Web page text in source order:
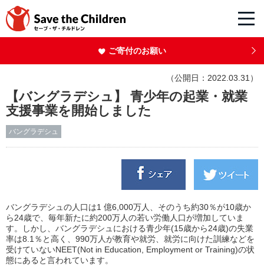
ご寄付のお願い
（公開日：2022.03.31）
【バングラデシュ】 青少年の起業・就業
支援事業を開始しました
バングラデシュ
バングラデシュの人口は1 億6,000万人、そのうち約30％が10歳か
ら24歳で、毎年新たに約200万人の若い労働人口が増加していま
す。しかし、バングラデシュにおける青少年(15歳から24歳)の失業
率は8.1％と高く、990万人が教育や就労、就労に向けた訓練などを
受けていないNEET(Not in Education, Employment or Training)の状
態にあると言われています。